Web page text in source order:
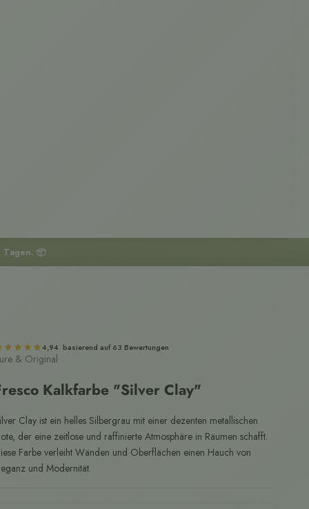
Tagen. 📦
4,94 basierend auf 63 Bewertungen
& Original
Kalkfarbe "Silver Clay"
Clay ist ein helles Silbergrau mit einer dezenten metallischen
der eine zeitlose und raffinierte Atmosphäre in Räumen schafft.
Farbe verleiht Wänden und Oberflächen einen Hauch von
und Modernität.